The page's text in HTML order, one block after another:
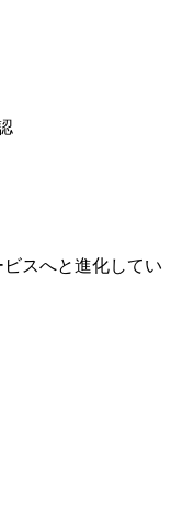
スへと進化してい